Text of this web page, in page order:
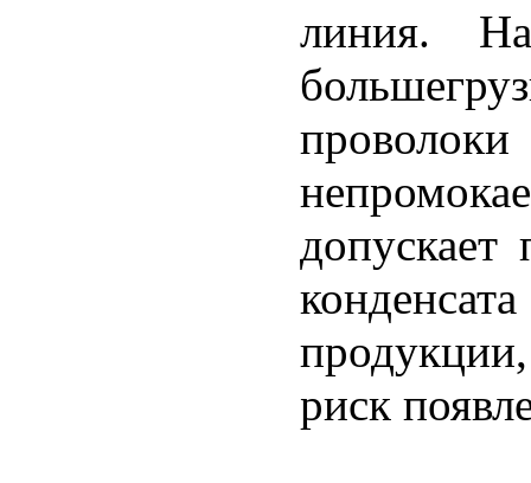
линия.
допускает
риск